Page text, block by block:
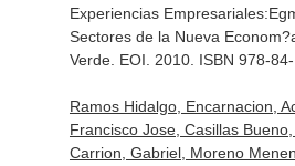
Experiencias
Sectores de la Nueva
Verde. EOI. 2010. ISBN 978-
Ramos Hidalgo, Encarnacion,
Francisco Jose, Casillas
Carrion, Gabriel, Moreno